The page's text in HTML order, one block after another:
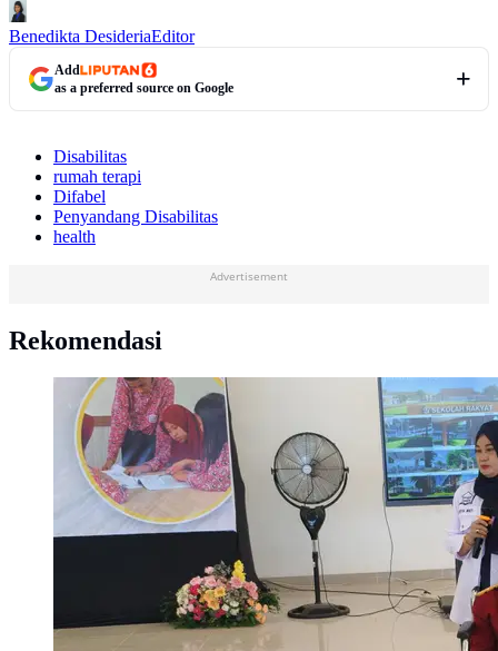
Benedikta DesideriaEditor
Add
as a preferred source on Google
Disabilitas
rumah terapi
Difabel
Penyandang Disabilitas
health
Advertisement
Rekomendasi